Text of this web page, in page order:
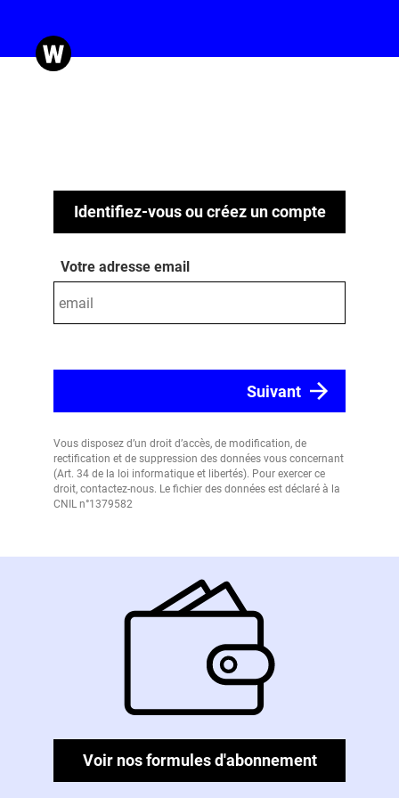
Identifiez-vous ou créez un compte
Votre adresse email
Vous disposez d’un droit d’accès, de modification, de
rectification et de suppression des données vous concernant
(Art. 34 de la loi informatique et libertés). Pour exercer ce
droit, contactez-nous. Le fichier des données est déclaré à la
CNIL n°1379582
Voir nos formules d'abonnement